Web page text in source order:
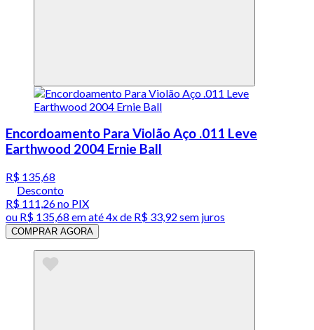
Encordoamento Para Violão Aço .011 Leve
Earthwood 2004 Ernie Ball
R$ 135,68
Desconto
R$ 111,26no PIX
ou R$ 135,68 em até4x de R$ 33,92 sem juros
COMPRAR AGORA